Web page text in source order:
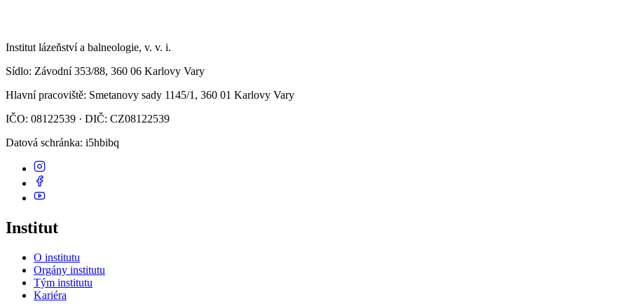
Institut lázeňství a balneologie, v. v. i.
Sídlo: Závodní 353/88, 360 06 Karlovy Vary
Hlavní pracoviště: Smetanovy sady 1145/1, 360 01 Karlovy Vary
IČO: 08122539 · DIČ: CZ08122539
Datová schránka: i5hbibq
Institut
O institutu
Orgány institutu
Tým institutu
Kariéra